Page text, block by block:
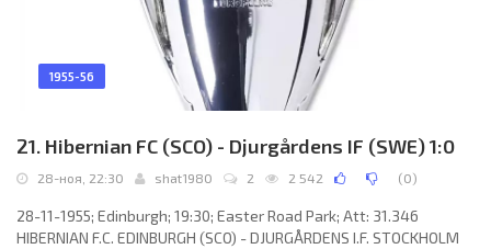
1955-56
21. Hibernian FC (SCO) - Djurgårdens IF (SWE) 1:0
28-ноя, 22:30 shat1980 2 2 542 (0)
28-11-1955; Edinburgh; 19:30; Easter Road Park; Att: 31.346
HIBERNIAN F.C. EDINBURGH (SCO) - DJURGÅRDENS I.F. STOCKHOLM